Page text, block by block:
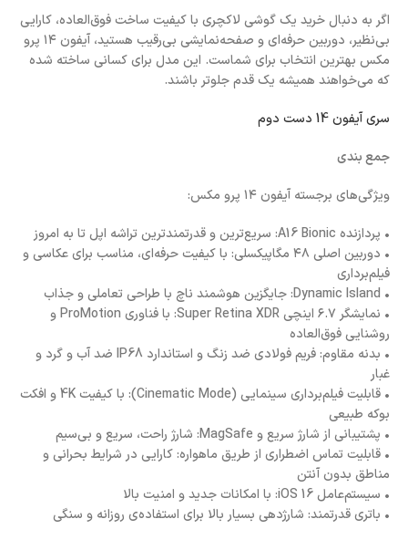
اگر به دنبال خرید یک گوشی لاکچری با کیفیت ساخت فوق‌العاده، کارایی
بی‌نظیر، دوربین حرفه‌ای و صفحه‌نمایشی بی‌رقیب هستید، آیفون ۱۴ پرو
مکس بهترین انتخاب برای شماست. این مدل برای کسانی ساخته شده
که می‌خواهند همیشه یک قدم جلوتر باشند.
سری آیفون 14 دست دوم
جمع بندی
ویژگی‌های برجسته آیفون ۱۴ پرو مکس:
• پردازنده A16 Bionic: سریع‌ترین و قدرتمندترین تراشه اپل تا به امروز
• دوربین اصلی ۴۸ مگاپیکسلی: با کیفیت حرفه‌ای، مناسب برای عکاسی و
فیلم‌برداری
• Dynamic Island: جایگزین هوشمند ناچ با طراحی تعاملی و جذاب
• نمایشگر ۶.۷ اینچی Super Retina XDR: با فناوری ProMotion و
روشنایی فوق‌العاده
• بدنه مقاوم: فریم فولادی ضد زنگ و استاندارد IP68 ضد آب و گرد و
غبار
• قابلیت فیلم‌برداری سینمایی (Cinematic Mode): با کیفیت 4K و افکت
بوکه طبیعی
• پشتیبانی از شارژ سریع و MagSafe: شارژ راحت، سریع و بی‌سیم
• قابلیت تماس اضطراری از طریق ماهواره: کارایی در شرایط بحرانی و
مناطق بدون آنتن
• سیستم‌عامل iOS 16: با امکانات جدید و امنیت بالا
• باتری قدرتمند: شارژدهی بسیار بالا برای استفاده‌ی روزانه و سنگی